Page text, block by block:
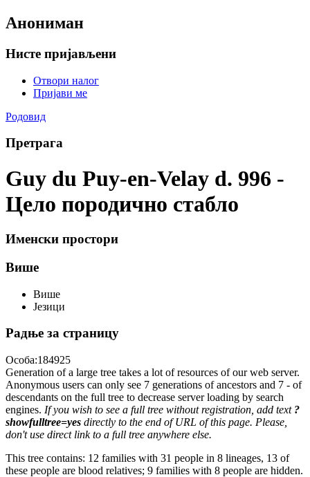
Анониман
Нисте пријављени
Отвори налог
Пријави ме
Родовид
Претрага
Guy du Puy-en-Velay d. 996 -
Цело породично стабло
Именски простори
Више
Више
Језици
Радње за страницу
Особа:184925
Generation of a large tree takes a lot of resources of our web server.
Anonymous users can only see 7 generations of ancestors and 7 - of
descendants on the full tree to decrease server loading by search
engines. If you wish to see a full tree without registration, add text ?
showfulltree=yes directly to the end of URL of this page. Please,
don't use direct link to a full tree anywhere else.
This tree contains: 12 families with 31 people in 8 lineages, 13 of
these people are blood relatives; 9 families with 8 people are hidden.